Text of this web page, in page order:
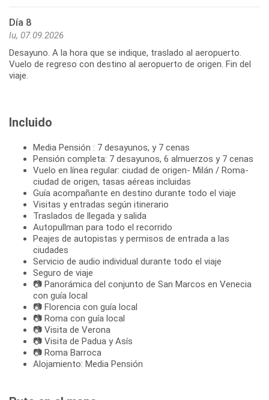
Día 8
lu, 07.09.2026
Desayuno. A la hora que se indique, traslado al aeropuerto.
Vuelo de regreso con destino al aeropuerto de origen. Fin del
viaje.
Incluido
Media Pensión : 7 desayunos, y 7 cenas
Pensión completa: 7 desayunos, 6 almuerzos y 7 cenas
Vuelo en línea regular: ciudad de origen- Milán / Roma-
ciudad de origen, tasas aéreas incluidas
Guía acompañante en destino durante todo el viaje
Visitas y entradas según itinerario
Traslados de llegada y salida
Autopullman para todo el recorrido
Peajes de autopistas y permisos de entrada a las
ciudades
Servicio de audio individual durante todo el viaje
Seguro de viaje
📷 Panorámica del conjunto de San Marcos en Venecia
con guía local
📷 Florencia con guía local
📷 Roma con guía local
📷 Visita de Verona
📷 Visita de Padua y Asís
📷 Roma Barroca
Alojamiento: Media Pensión